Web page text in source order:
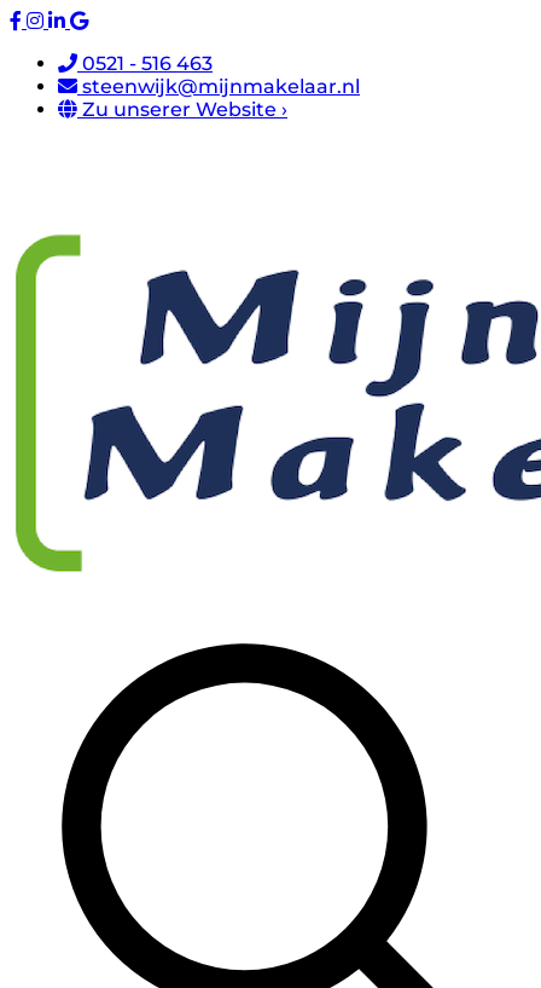
0521 - 516 463
steenwijk@mijnmakelaar.nl
Zu unserer Website ›